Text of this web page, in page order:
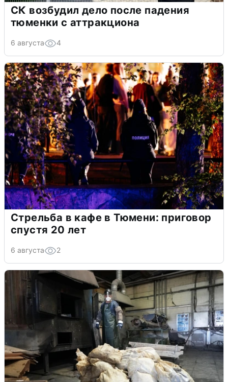
СК возбудил дело после падения
тюменки с аттракциона
6 августа 4
Стрельба в кафе в Тюмени: приговор
спустя 20 лет
6 августа 2